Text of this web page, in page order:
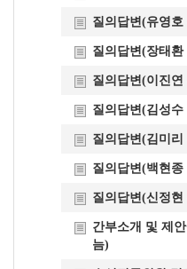
질의답변(유영호
질의답변(장태환
질의답변(이진연
질의답변(김성수
질의답변(김미리
질의답변(백현종
질의답변(신정현
간부소개 및 제
늠)